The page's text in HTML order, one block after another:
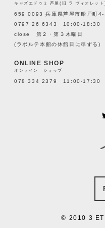
キャズエドゥミ 芦屋(旧 ラ ヴィオレット
659 0093 兵庫県芦屋市船戸町4-
0797 26 6343 10:00-18:30
close 第２・第３木曜日
(ラポルテ本館の休館日に準ずる)
ONLINE SHOP
オンライン ショップ
078 334 2379 11:00-17:30
© 2010 3